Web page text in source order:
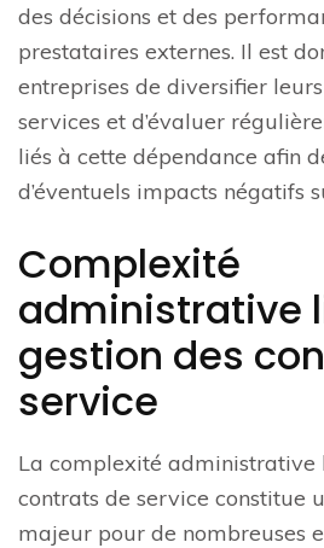
des décisions et des
prestataires externes. Il est
entreprises de diversifier
services et d’évaluer
liés à cette dépendance afin
d’éventuels impacts négatifs
Complexité
administrative
gestion des
service
La complexité administrative
contrats de service constitue
majeur pour de nombreuses